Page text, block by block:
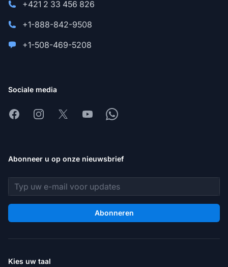
+421 2 33 456 826
+1-888-842-9508
+1-508-469-5208
Sociale media
FacebookInstagram
X YoutubeWhatsapp
Abonneer u op onze nieuwsbrief
E-mailadres
Abonneren
Kies uw taal